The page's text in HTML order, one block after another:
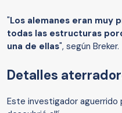
"Los alemanes eran muy
todas las estructuras
una de ellas", según Breker.
Detalles
Este investigador aguerrido